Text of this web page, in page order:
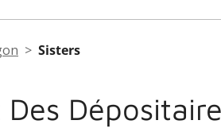
Sisters